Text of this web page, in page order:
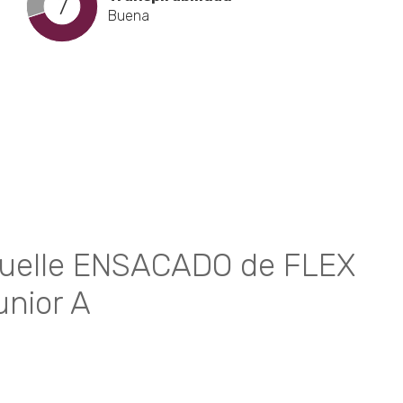
7
Buena
ENSACADO de FLEX
A